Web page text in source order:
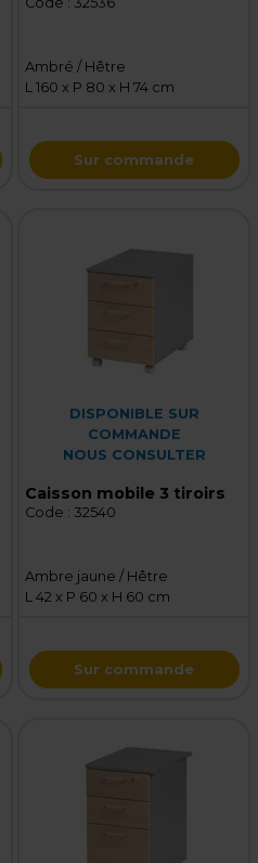
Ambré / Hêtre
L 160 x P 80 x H 74 cm
Sur commande
DISPONIBLE SUR
COMMANDE
NOUS CONSULTER
Caisson mobile 3 tiroirs
Code : 32540
Ambre jaune / Hêtre
L 42 x P 60 x H 60 cm
Sur commande